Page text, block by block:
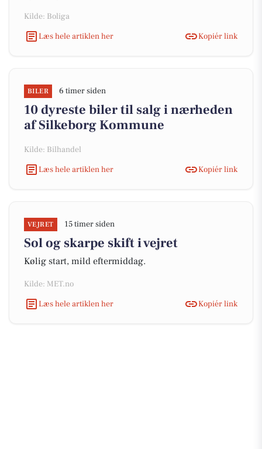
Kilde: Boliga
Læs hele artiklen her
Kopiér link
BILER 6 timer siden
10 dyreste biler til salg i nærheden
af Silkeborg Kommune
Kilde: Bilhandel
Læs hele artiklen her
Kopiér link
VEJRET 15 timer siden
Sol og skarpe skift i vejret
Kølig start, mild eftermiddag.
Kilde: MET.no
Læs hele artiklen her
Kopiér link